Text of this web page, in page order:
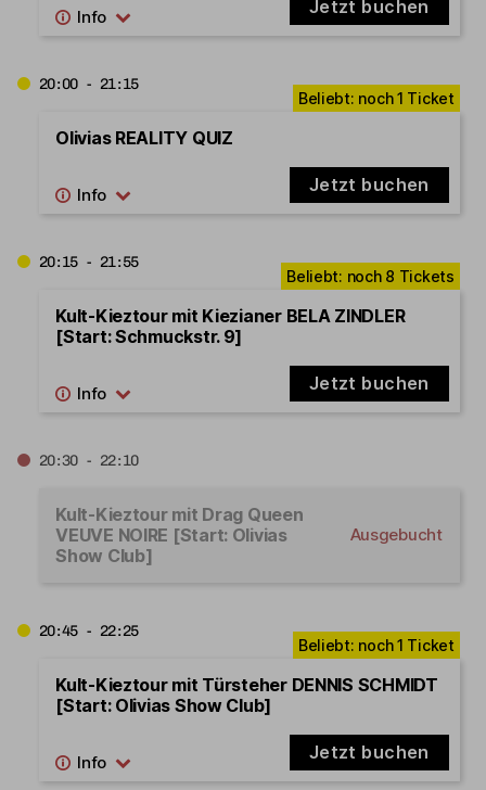
Jetzt buchen
20:00 - 21:15
Olivias REALITY QUIZ
Jetzt buchen
20:15 - 21:55
Kult-Kieztour mit Kiezianer BELA ZINDLER
[Start: Schmuckstr. 9]
Jetzt buchen
20:30 - 22:10
Kult-Kieztour mit Drag Queen
VEUVE NOIRE [Start: Olivias
Show Club]
Ausgebucht
20:45 - 22:25
Kult-Kieztour mit Türsteher DENNIS SCHMIDT
[Start: Olivias Show Club]
Jetzt buchen